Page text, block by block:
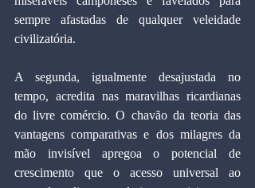
sempre afastadas de qualquer veleidade
civilizatória.
A segunda, igualmente desajustada no
tempo, acredita nas maravilhas ricardianas
do livre comércio. O chavão da teoria das
vantagens comparativas e dos milagres da
mão invisível apregoa o potencial de
crescimento que o acesso universal ao